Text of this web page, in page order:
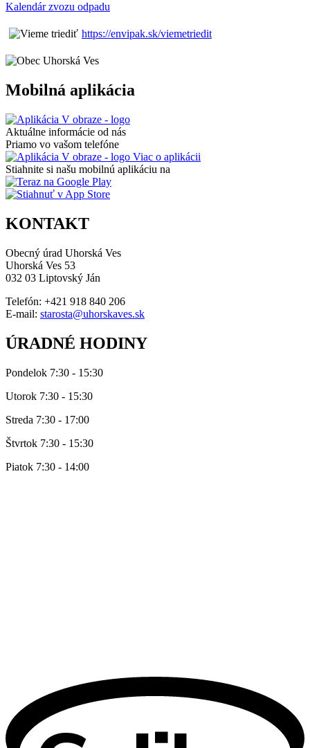
Kalendár zvozu odpadu
https://envipak.sk/viemetriedit
Mobilná aplikácia
Aktuálne informácie od nás
Priamo vo vašom telefóne
Viac o aplikácii
Stiahnite si našu mobilnú aplikáciu na
KONTAKT
Obecný úrad Uhorská Ves
Uhorská Ves 53
032 03 Liptovský Ján
Telefón: +421 918 840 206
E-mail: starosta@uhorskaves.sk
ÚRADNÉ HODINY
Pondelok 7:30 - 15:30
Utorok 7:30 - 15:30
Streda 7:30 - 17:00
Štvrtok 7:30 - 15:30
Piatok 7:30 - 14:00